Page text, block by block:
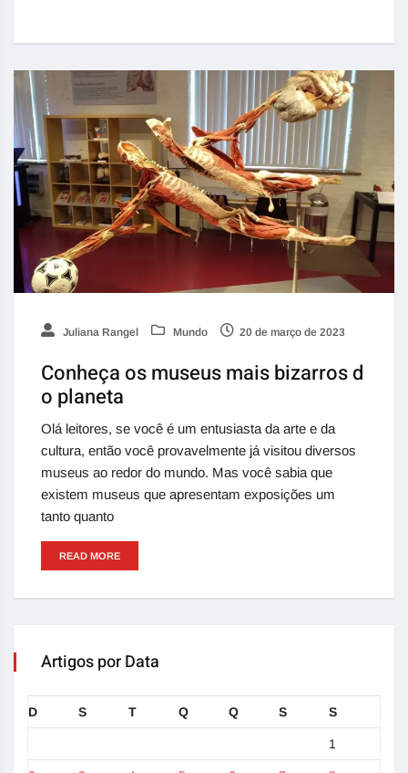
Juliana Rangel Mundo 20 de março de 2023
Conheça os museus mais bizarros d
o planeta
Olá leitores, se você é um entusiasta da arte e da
cultura, então você provavelmente já visitou diversos
museus ao redor do mundo. Mas você sabia que
existem museus que apresentam exposições um
tanto quanto
READ MORE
Artigos por Data
D S T Q Q S S
1